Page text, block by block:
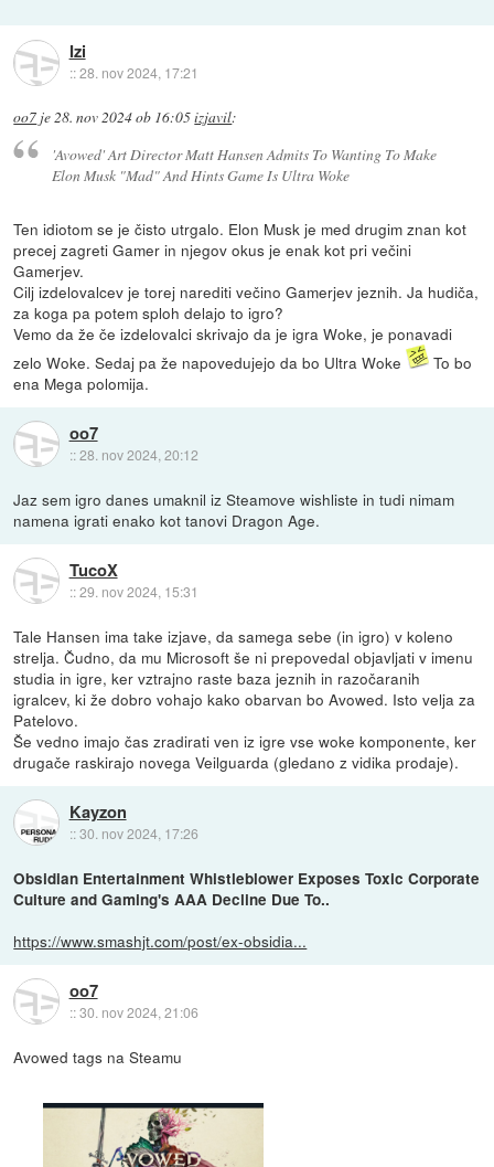
Izi
::28. nov 2024, 17:21
oo7 je28. nov 2024 ob 16:05izjavil:
'Avowed' Art Director Matt Hansen Admits To Wanting To Make
Elon Musk "Mad" And Hints Game Is Ultra Woke
Ten idiotom se je čisto utrgalo. Elon Musk je med drugim znan kot
precej zagreti Gamer in njegov okus je enak kot pri večini
Gamerjev.
Cilj izdelovalcev je torej narediti večino Gamerjev jeznih. Ja hudiča,
za koga pa potem sploh delajo to igro?
Vemo da že če izdelovalci skrivajo da je igra Woke, je ponavadi
zelo Woke. Sedaj pa že napovedujejo da bo Ultra Woke
To bo
ena Mega polomija.
oo7
::28. nov 2024, 20:12
Jaz sem igro danes umaknil iz Steamove wishliste in tudi nimam
namena igrati enako kot tanovi Dragon Age.
TucoX
::29. nov 2024, 15:31
Tale Hansen ima take izjave, da samega sebe (in igro) v koleno
strelja. Čudno, da mu Microsoft še ni prepovedal objavljati v imenu
studia in igre, ker vztrajno raste baza jeznih in razočaranih
igralcev, ki že dobro vohajo kako obarvan bo Avowed. Isto velja za
Patelovo.
Še vedno imajo čas zradirati ven iz igre vse woke komponente, ker
drugače raskirajo novega Veilguarda (gledano z vidika prodaje).
Kayzon
::30. nov 2024, 17:26
Obsidian Entertainment Whistleblower Exposes Toxic Corporate
Culture and Gaming's AAA Decline Due To..
https://www.smashjt.com/post/ex-obsidia...
oo7
::30. nov 2024, 21:06
Avowed tags na Steamu